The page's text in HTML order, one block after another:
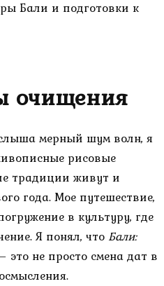
Бали и подготовки к
очищения
слыша мерный шум волн, я
рисовые
традиции живут и
года. Мое путешествие,
в культуру, где
Я понял, что Бали:
это не просто смена дат в